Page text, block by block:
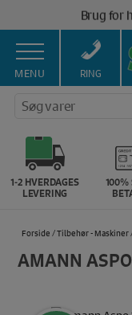
indholdet
Vi
4,9 ⭐️
Gratis
Salg
Vi
MENU RING
Søg varer
1-2 HVERDAGES
LEVERING
100%
Forside /Tilbehør - Maskiner
AMANN